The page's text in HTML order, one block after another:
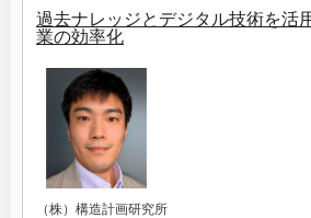
過去ナレッジとデジタル技術を活
業の効率化
（株）構造計画研究所